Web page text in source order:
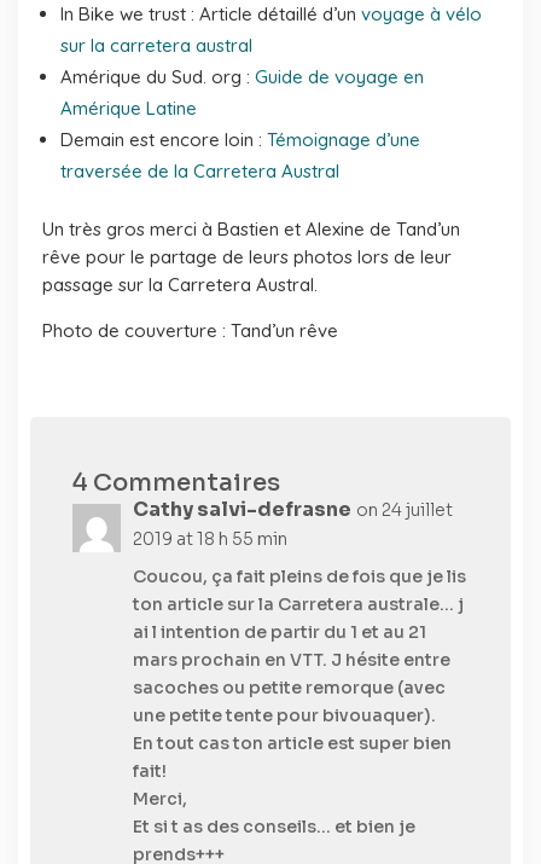
In Bike we trust : Article détaillé d’un voyage à vélo
sur la carretera austral
Amérique du Sud. org : Guide de voyage en
Amérique Latine
Demain est encore loin : Témoignage d’une
traversée de la Carretera Austral
Un très gros merci à Bastien et Alexine de Tand’un
rêve pour le partage de leurs photos lors de leur
passage sur la Carretera Austral.
Photo de couverture : Tand’un rêve
4 Commentaires
Cathy salvi-defrasne on 24 juillet
2019 at 18 h 55 min
Coucou, ça fait pleins de fois que je lis
ton article sur la Carretera australe… j
ai l intention de partir du 1 et au 21
mars prochain en VTT. J hésite entre
sacoches ou petite remorque (avec
une petite tente pour bivouaquer).
En tout cas ton article est super bien
fait!
Merci,
Et si t as des conseils… et bien je
prends+++